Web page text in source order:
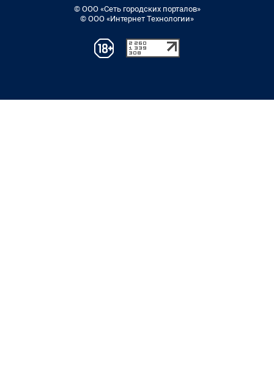
© ООО «Сеть городских порталов»
© ООО «Интернет Технологии»